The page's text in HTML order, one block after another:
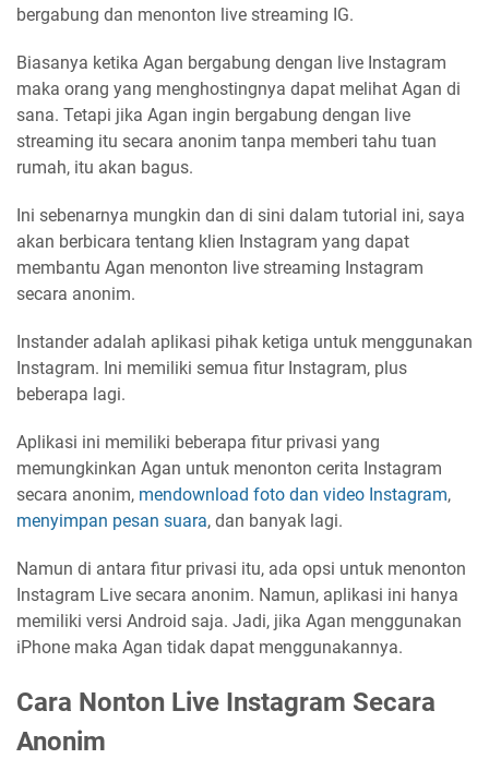
bergabung dan menonton live streaming IG.
Biasanya ketika Agan bergabung dengan live Instagram
maka orang yang menghostingnya dapat melihat Agan di
sana. Tetapi jika Agan ingin bergabung dengan live
streaming itu secara anonim tanpa memberi tahu tuan
rumah, itu akan bagus.
Ini sebenarnya mungkin dan di sini dalam tutorial ini, saya
akan berbicara tentang klien Instagram yang dapat
membantu Agan menonton live streaming Instagram
secara anonim.
Instander adalah aplikasi pihak ketiga untuk menggunakan
Instagram. Ini memiliki semua fitur Instagram, plus
beberapa lagi.
Aplikasi ini memiliki beberapa fitur privasi yang
memungkinkan Agan untuk menonton cerita Instagram
secara anonim, mendownload foto dan video Instagram,
menyimpan pesan suara, dan banyak lagi.
Namun di antara fitur privasi itu, ada opsi untuk menonton
Instagram Live secara anonim. Namun, aplikasi ini hanya
memiliki versi Android saja. Jadi, jika Agan menggunakan
iPhone maka Agan tidak dapat menggunakannya.
Cara Nonton Live Instagram Secara
Anonim